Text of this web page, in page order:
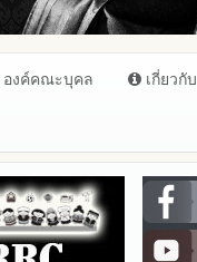
องค์คณะบุคล เกี่ยวกับ